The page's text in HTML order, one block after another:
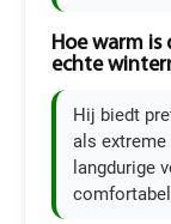
Hoe warm
echte
Hij biedt
als
langdurige